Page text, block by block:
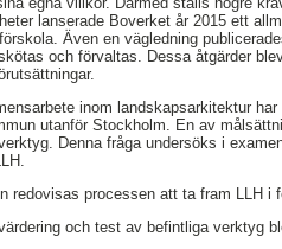
lanserade Boverket år 2015 ett
Även en vägledning
och förvaltas. Dessa åtgärder
inom landskapsarkitektur
utanför Stockholm. En av
Denna fråga undersöks i
redovisas processen att ta fram LLH i
och test av befintliga verktyg